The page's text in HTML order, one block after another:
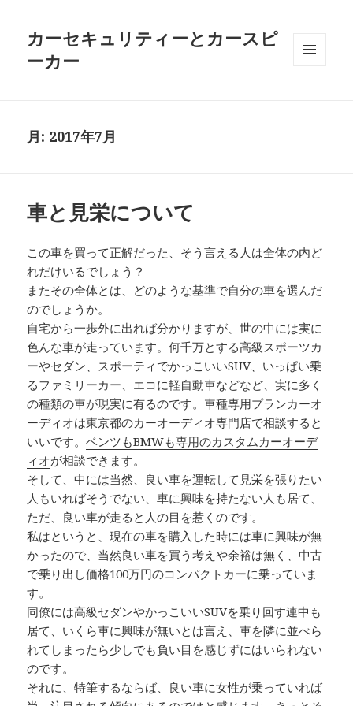
カーセキュリティーとカースピ
ーカー
月: 2017年7月
車と見栄について
この車を買って正解だった、そう言える人は全体の内ど
れだけいるでしょう？
またその全体とは、どのような基準で自分の車を選んだ
のでしょうか。
自宅から一歩外に出れば分かりますが、世の中には実に
色んな車が走っています。何千万とする高級スポーツカ
ーやセダン、スポーティでかっこいいSUV、いっぱい乗
るファミリーカー、エコに軽自動車などなど、実に多く
の種類の車が現実に有るのです。車種専用プランカーオ
ーディオは東京都のカーオーディオ専門店で相談すると
いいです。ベンツもBMWも専用のカスタムカーオーデ
ィオが相談できます。
そして、中には当然、良い車を運転して見栄を張りたい
人もいればそうでない、車に興味を持たない人も居て、
ただ、良い車が走ると人の目を惹くのです。
私はというと、現在の車を購入した時には車に興味が無
かったので、当然良い車を買う考えや余裕は無く、中古
で乗り出し価格100万円のコンパクトカーに乗っていま
す。
同僚には高級セダンやかっこいいSUVを乗り回す連中も
居て、いくら車に興味が無いとは言え、車を隣に並べら
れてしまったら少しでも負い目を感じずにはいられない
のです。
それに、特筆するならば、良い車に女性が乗っていれば